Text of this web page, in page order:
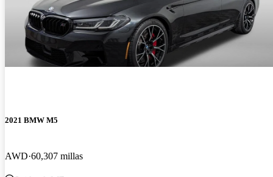
2021 BMW M5
AWD 60,307 millas